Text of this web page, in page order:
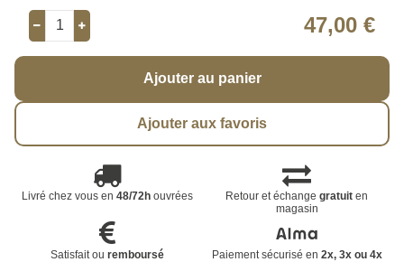
47,00 €
Ajouter au panier
Ajouter aux favoris
Livré chez vous en 48/72houvrées Retour et échangegratuit en
magasin
Satisfait ou remboursé Paiement sécurisé en 2x, 3x ou 4x